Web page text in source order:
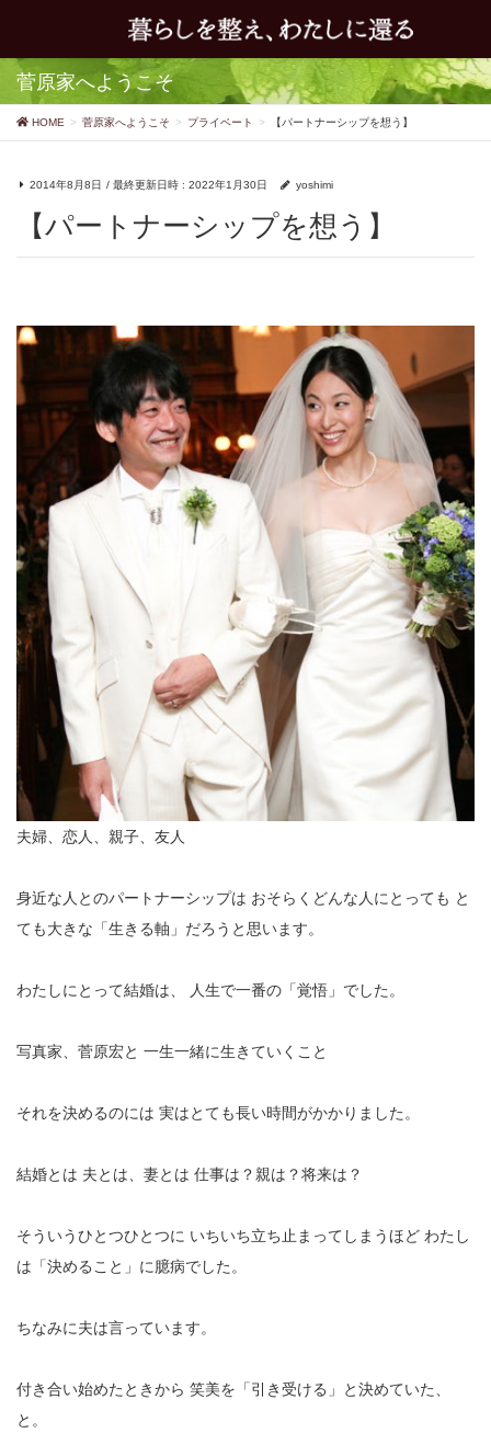
菅原家へようこそ
HOME 菅原家へようこそ プライベート 【パートナーシップを想う】
2014年8月8日 / 最終更新日時 : 2022年1月30日 yoshimi
【パートナーシップを想う】
夫婦、恋人、親子、友人
身近な人とのパートナーシップは おそらくどんな人にとっても と
ても大きな「生きる軸」だろうと思います。
わたしにとって結婚は、 人生で一番の「覚悟」でした。
写真家、菅原宏と 一生一緒に生きていくこと
それを決めるのには 実はとても長い時間がかかりました。
結婚とは 夫とは、妻とは 仕事は？親は？将来は？
そういうひとつひとつに いちいち立ち止まってしまうほど わたし
は「決めること」に臆病でした。
ちなみに夫は言っています。
付き合い始めたときから 笑美を「引き受ける」と決めていた、
と。